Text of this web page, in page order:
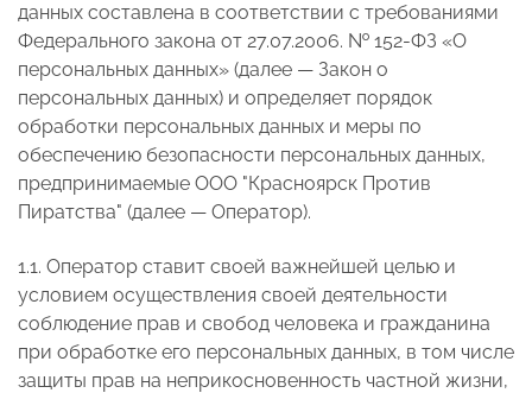
данных составлена в соответствии с требованиями
Федерального закона от 27.07.2006. № 152-ФЗ «О
персональных данных» (далее — Закон о
персональных данных) и определяет порядок
обработки персональных данных и меры по
обеспечению безопасности персональных данных,
предпринимаемые ООО "Красноярск Против
Пиратства" (далее — Оператор).
1.1. Оператор ставит своей важнейшей целью и
условием осуществления своей деятельности
соблюдение прав и свобод человека и гражданина
при обработке его персональных данных, в том числе
защиты прав на неприкосновенность частной жизни,